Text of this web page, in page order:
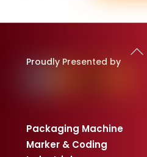
To
Proudly Presented by
Packaging Machine
Marker & Coding